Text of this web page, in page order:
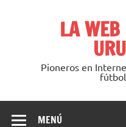
LA WEB
Pioneros en
MENÚ